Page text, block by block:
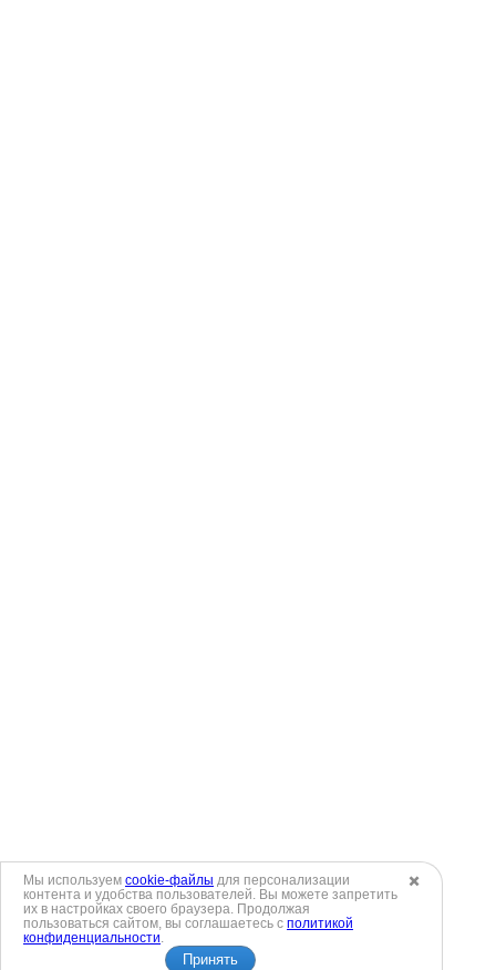
✖️
Мы используем cookie-файлы для персонализации
контента и удобства пользователей. Вы можете запретить
их в настройках своего браузера. Продолжая
пользоваться сайтом, вы соглашаетесь с политикой
конфиденциальности.
Принять